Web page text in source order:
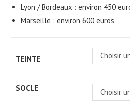
Lyon / Bordeaux : environ 450
Marseille : environ 600 euros
TEINTE Choisir
SOCLE Choisir